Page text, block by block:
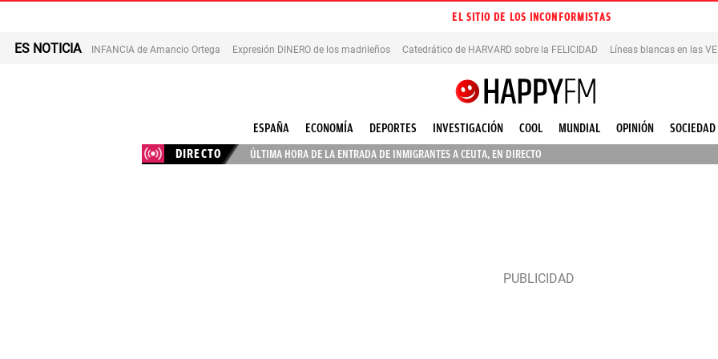
EL SITIO DE LOS INCONFORMISTAS
ES NOTICIA INFANCIA de Amancio Ortega Expresión DINERO de los madrileños Catedrático de HARVARD sobre la FELICIDAD Líneas blancas en las
ESPAÑA ECONOMÍA DEPORTES INVESTIGACIÓN COOL MUNDIAL OPINIÓN SOCIEDAD
DIRECTO
ÚLTIMA HORA DE LA ENTRADA DE INMIGRANTES A CEUTA, EN DIRECTO